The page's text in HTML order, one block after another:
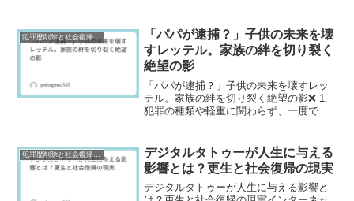
からです。相談を受けていると、「もっ
と早く相談すればよかった...
「パパが逮捕？」子供の未来を壊
すレッテル。家族の絆を切り裂く
絶望の影
「パパが逮捕？」子供の未来を壊すレッ
テル。家族の絆を切り裂く絶望の影❌ 1.
犯罪の種類や軽重に関わらず、一度でも
るのが現実です。正直なところ、一度つ
いたレッテルは、な...
デジタルタトゥーが人生に与える
影響とは？更生と社会復帰の現実
デジタルタトゥーが人生に与える影響と